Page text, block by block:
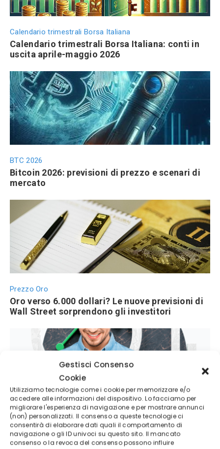
Gestisci Consenso
Cookie
Utilizziamo tecnologie come i cookie per memorizzare e/o
accedere alle informazioni del dispositivo. Lo facciamo per
migliorare l'esperienza di navigazione e per mostrare annunci
(non) personalizzati. Il consenso a queste tecnologie ci
consentirà di elaborare dati quali il comportamento di
navigazione o gli ID univoci su questo sito. Il mancato
consenso o la revoca del consenso possono influire
Calendario trimestrali Borsa Italiana
Calendario trimestrali Borsa Italiana: conti in
uscita aprile-maggio 2026
BTC 2026
Bitcoin 2026: previsioni di prezzo e scenari di
mercato
Prezzo Oro
Oro verso 6.000 dollari? Le nuove previsioni di
Wall Street sorprendono gli investitori
Azioni Bance Europee
Azioni banche europee da mettere nel mirino
nei prossimi mesi